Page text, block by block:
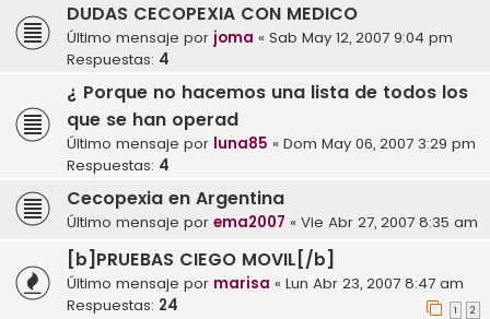
DUDAS CECOPEXIA CON MEDICO
Último mensaje por joma « Sab May 12, 2007 9:04 pm
Respuestas: 4
¿ Porque no hacemos una lista de todos los
que se han operad
Último mensaje por luna85 « Dom May 06, 2007 3:29 pm
Respuestas: 4
Cecopexia en Argentina
Último mensaje por ema2007 « Vie Abr 27, 2007 8:35 am
[b]PRUEBAS CIEGO MOVIL[/b]
Último mensaje por marisa « Lun Abr 23, 2007 8:47 am
Respuestas: 24 1 2